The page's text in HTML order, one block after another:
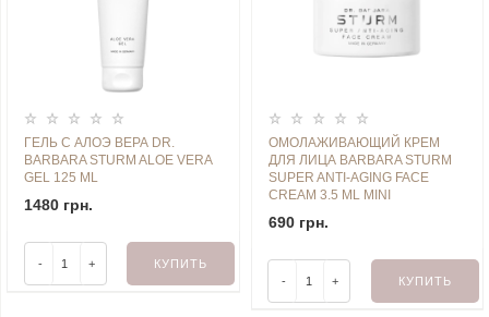
ГЕЛЬ С АЛОЭ ВЕРА DR.
BARBARA STURM ALOE VERA
GEL 125 ML
1480 грн.
- + КУПИТЬ
ОМОЛАЖИВАЮЩИЙ КРЕМ
ДЛЯ ЛИЦА BARBARA STURM
SUPER ANTI-AGING FACE
CREAM 3.5 ML MINI
690 грн.
- + КУПИТЬ